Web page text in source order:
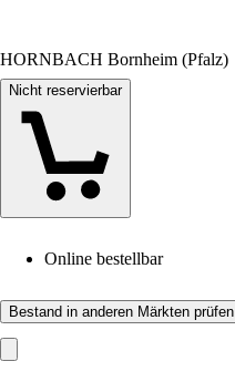
HORNBACH Bornheim (Pfalz)
Nicht reservierbar
Online bestellbar
Bestand in anderen Märkten prüfen